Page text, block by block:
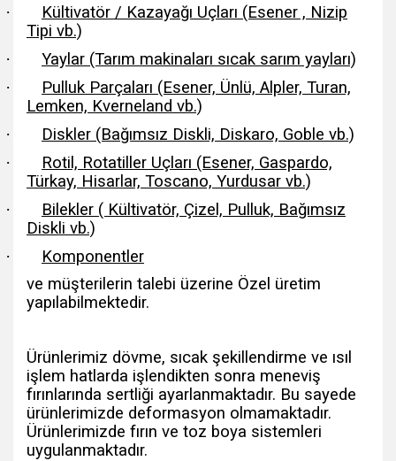
·
Kültivatör / Kazayağı Uçları (Esener , Nizip
Tipi vb.)
· Yaylar (Tarım makinaları sıcak sarım yayları)
·
Pulluk Parçaları (Esener, Ünlü, Alpler, Turan,
Lemken, Kverneland vb.)
· Diskler (Bağımsız Diskli, Diskaro, Goble vb.)
·
Rotil, Rotatiller Uçları (Esener, Gaspardo,
Türkay, Hisarlar, Toscano, Yurdusar vb.)
·
Bilekler ( Kültivatör, Çizel, Pulluk, Bağımsız
Diskli vb.)
·
Komponentler
ve müşterilerin talebi üzerine Özel üretim
yapılabilmektedir.
Ürünlerimiz dövme, sıcak şekillendirme ve ısıl
işlem hatlarda işlendikten sonra meneviş
fırınlarında sertliği ayarlanmaktadır. Bu sayede
ürünlerimizde deformasyon olmamaktadır.
Ürünlerimizde fırın ve toz boya sistemleri
uygulanmaktadır.